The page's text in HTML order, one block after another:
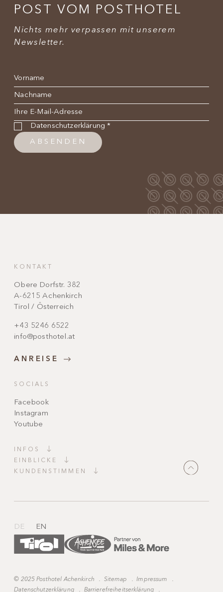
POST VOM POSTHOTEL
Nichts mehr verpassen mit unserem
Newsletter.
Name
Nachname
E-Mail *
Datenschutzbestimmung*
Datenschutzerklärung*
ABSENDEN
KONTAKT
Obere Dorfstr. 382
A-6215 Achenkirch
Tirol / Österreich
+43 5246 6522
info@posthotel.at
ANREISE
SOCIALS
Facebook
Instagram
Youtube
INFOS
EINBLICKE
KUNDENSTIMMEN
Wiederkommen."
© 2025 Posthotel Achenkirch . Sitemap . Impressum
.
Datenschutzerklärung
. Barrierefreiheitserklärung .
DE EN